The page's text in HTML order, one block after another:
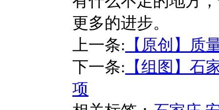
更多的进步。
上一条: 【原创】质
下一条: 【组图】石
项